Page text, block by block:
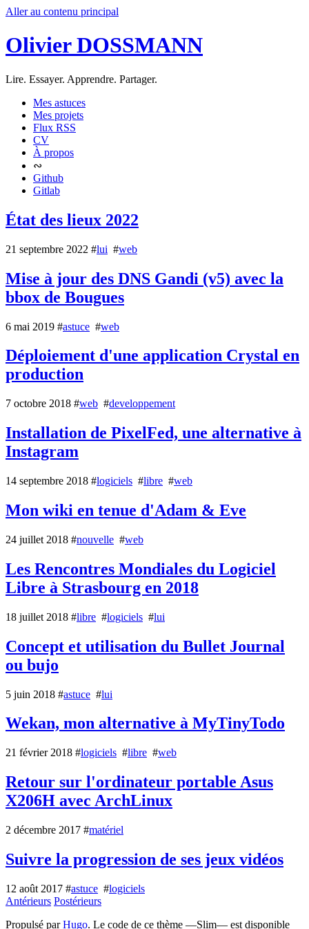
Aller au contenu principal
Olivier DOSSMANN
Lire. Essayer. Apprendre. Partager.
Mes astuces
Mes projets
Flux RSS
CV
À propos
∾
Github
Gitlab
État des lieux 2022
21 septembre 2022 #lui #web
Mise à jour des DNS Gandi (v5) avec la
bbox de Bougues
6 mai 2019 #astuce #web
Déploiement d'une application Crystal en
production
7 octobre 2018 #web #developpement
Installation de PixelFed, une alternative à
Instagram
14 septembre 2018 #logiciels #libre #web
Mon wiki en tenue d'Adam & Eve
24 juillet 2018 #nouvelle #web
Les Rencontres Mondiales du Logiciel
Libre à Strasbourg en 2018
18 juillet 2018 #libre #logiciels #lui
Concept et utilisation du Bullet Journal
ou bujo
5 juin 2018 #astuce #lui
Wekan, mon alternative à MyTinyTodo
21 février 2018 #logiciels #libre #web
Retour sur l'ordinateur portable Asus
X206H avec ArchLinux
2 décembre 2017 #matériel
Suivre la progression de ses jeux vidéos
12 août 2017 #astuce #logiciels
Antérieurs Postérieurs
Propulsé parHugo. Le code de ce thème —Slim— est disponible